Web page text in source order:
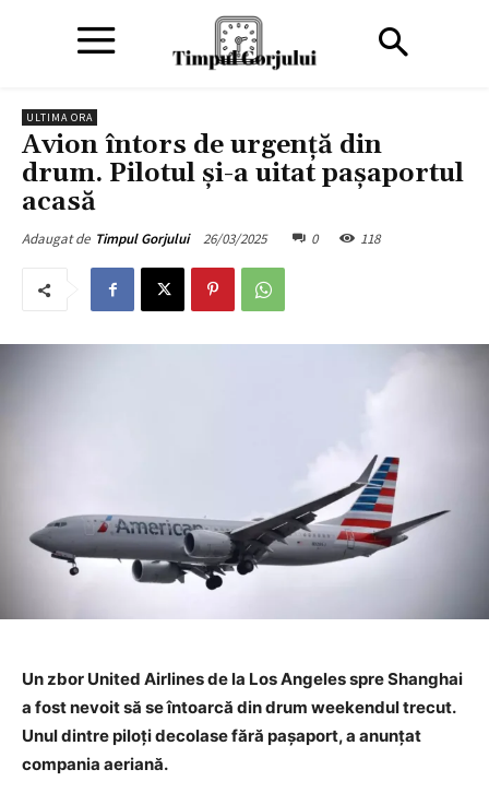
ULTIMA ORA
Avion întors de urgență din
drum. Pilotul și-a uitat pașaportul
acasă
Adaugat de Timpul Gorjului 26/03/2025 0 118
Un zbor United Airlines de la Los Angeles spre Shanghai
a fost nevoit să se întoarcă din drum weekendul trecut.
Unul dintre piloți decolase fără pașaport, a anunțat
compania aeriană.